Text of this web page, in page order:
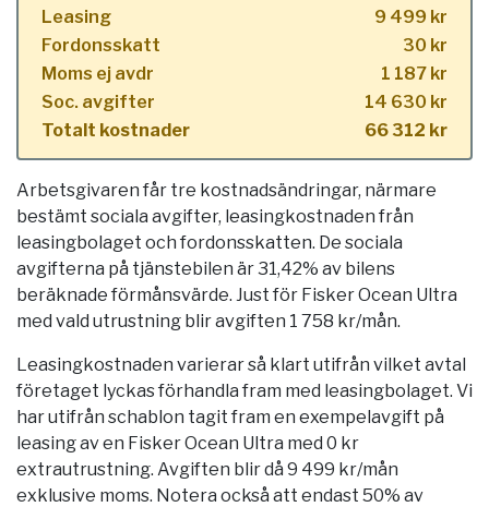
Leasing
9 499 kr
Fordonsskatt
30 kr
Moms ej avdr
1 187 kr
Soc. avgifter
14 630 kr
Totalt kostnader
66 312 kr
Arbetsgivaren får tre kostnadsändringar, närmare
bestämt sociala avgifter, leasingkostnaden från
leasingbolaget och fordonsskatten. De sociala
avgifterna på tjänstebilen är 31,42% av bilens
beräknade förmånsvärde. Just för Fisker Ocean Ultra
med vald utrustning blir avgiften 1 758 kr/mån.
Leasingkostnaden varierar så klart utifrån vilket avtal
företaget lyckas förhandla fram med leasingbolaget. Vi
har utifrån schablon tagit fram en exempelavgift på
leasing av en Fisker Ocean Ultra med 0 kr
extrautrustning. Avgiften blir då 9 499 kr/mån
exklusive moms. Notera också att endast 50% av